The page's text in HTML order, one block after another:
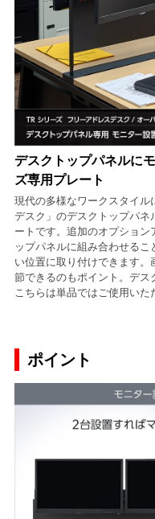
デスクトップパネルに
ズ専用プレート
現代の多様なワークスタイル
デスク」のデスクトップパネ
ートです。追加のオプション
ップパネルに組み合わせる
い位置に取り付けできます。
節できるのもポイント。デ
こちらは単品ではご使用いた
ポイント